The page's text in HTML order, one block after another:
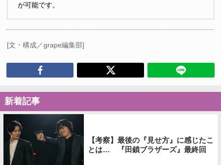
が可能です。
[文・構成／grape編集部]
新着記事
【考察】最後の『見せ方』に感じたこ
とは… 『田鎖ブラザーズ』最終回